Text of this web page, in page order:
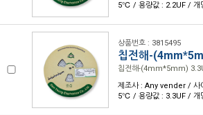
5℃ / 용량값 : 2.2UF / 개
상품번호 : 3815495
칩전해-
칩전해-(4mm*5mm)
제조사 : Any vender /
5℃ / 용량값 : 3.3UF / 개